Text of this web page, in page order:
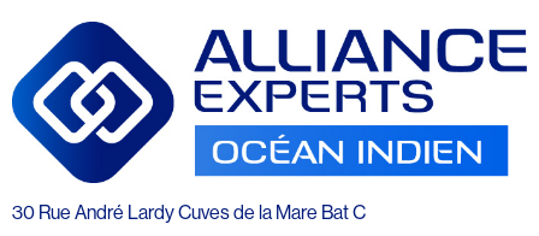
30 Rue André Lardy Cuves de la Mare Bat C